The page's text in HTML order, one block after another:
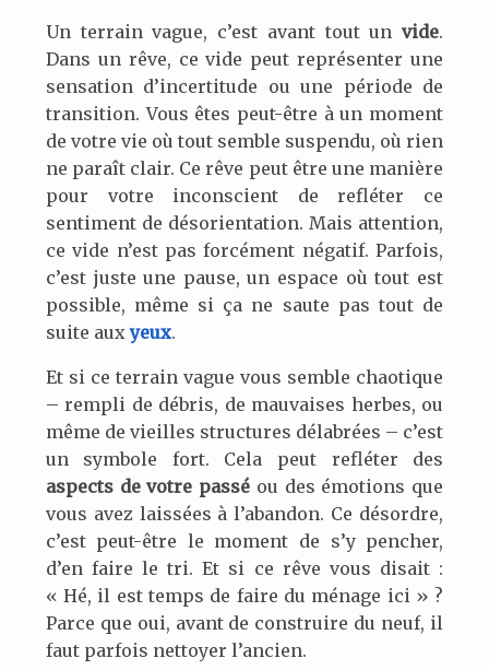
Un terrain vague, c’est avant tout unvide.
Dans un rêve, ce vide peut représenter une
sensation d’incertitude ou une période de
transition. Vous êtes peut-être à un moment
de votre vie où tout semble suspendu, où rien
ne paraît clair. Ce rêve peut être une manière
pour votre inconscient de refléter ce
sentiment de désorientation. Mais attention,
ce vide n’est pas forcément négatif. Parfois,
c’est juste une pause, un espace où tout est
possible, même si ça ne saute pas tout de
suite auxyeux.
Et si ce terrain vague vous semble chaotique
– rempli de débris, de mauvaises herbes, ou
même de vieilles structures délabrées – c’est
un symbole fort. Cela peut refléter des
aspects de votre passé ou des émotions que
vous avez laissées à l’abandon. Ce désordre,
c’est peut-être le moment de s’y pencher,
d’en faire le tri. Et si ce rêve vous disait :
« Hé, il est temps de faire du ménage ici » ?
Parce que oui, avant de construire du neuf, il
faut parfois nettoyer l’ancien.